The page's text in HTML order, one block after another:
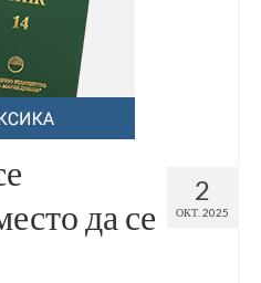
2
ОКТ. 2025
да се